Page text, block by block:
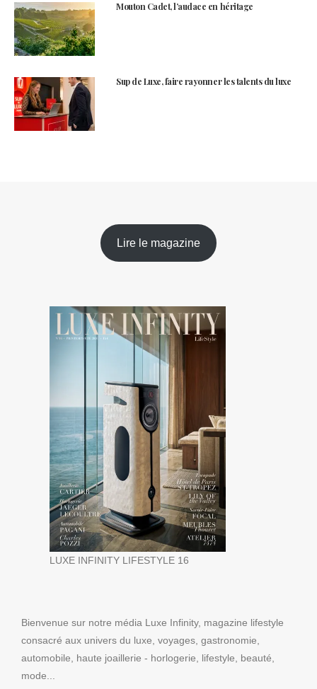
Mouton Cadet, l’audace en héritage
Sup de Luxe, faire rayonner les talents du luxe
Lire le magazine
LUXE INFINITY LIFESTYLE 16
Bienvenue sur notre média Luxe Infinity, magazine lifestyle
consacré aux univers du luxe, voyages, gastronomie,
automobile, haute joaillerie - horlogerie, lifestyle, beauté,
mode...